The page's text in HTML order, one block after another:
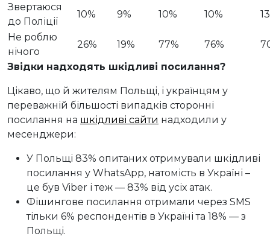
Звертаюся
до Поліції
10% 9% 10% 10%
Не роблю
нічого
26% 19% 77% 76%
Звідки надходять шкідливі посилання?
Цікаво, що й жителям Польщі, і українцям у
переважній більшості випадків сторонні
посилання на шкідливі сайти надходили у
месенджери:
У Польщі 83% опитаних отримували шкідливі
посилання у WhatsApp, натомість в Україні –
це був Viber і теж — 83% від усіх атак.
Фішингове посилання отримали через SMS
тільки 6% респондентів в Україні та 18% — з
Польщі.